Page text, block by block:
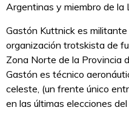
Argentinas y miembro de la
Gastón Kuttnick es
organización trotskista de
Zona Norte de la Provincia
Gastón es técnico
celeste, (un frente único
en las últimas elecciones del